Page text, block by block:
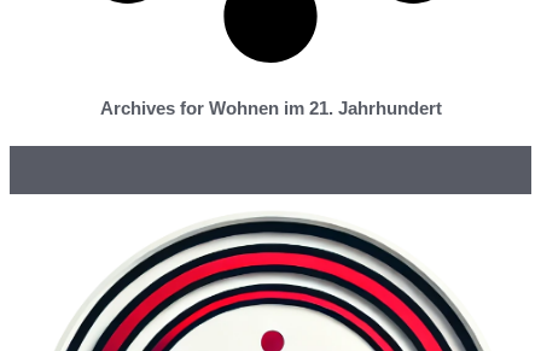
Archives for Wohnen im 21. Jahrhundert